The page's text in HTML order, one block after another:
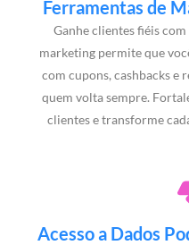
Ferramentas de
Ganhe clientes fiéis
marketing permite que
com cupons, cashbacks e
quem volta sempre.
clientes e transforme
Acesso a Dados